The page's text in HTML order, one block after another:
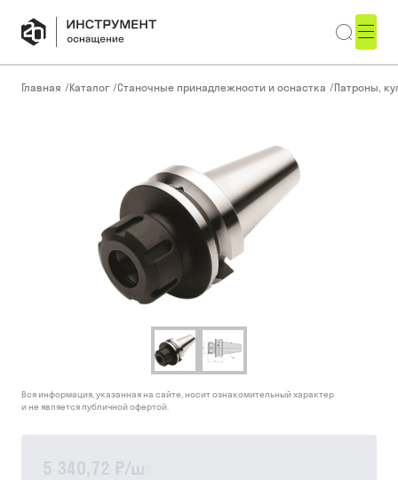
Главная /Каталог /Станочные принадлежности и оснастка /Патроны,
5 340,72 ₽/шт
Вся информация, указанная на сайте, носит ознакомительный характер
и не является публичной офертой.